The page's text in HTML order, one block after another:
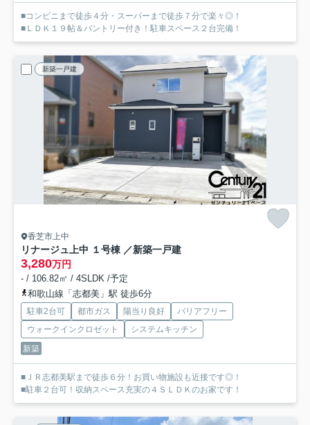
■コンビニまで徒歩４分・スーパーまで徒歩７分で楽々◎！
■ＬＤＫ１９帖＆パントリー付き！駐車スペース２台完備！
新築一戸建
香芝市上中
リナージュ上中 １号棟 ／新築一戸建
3,280万円
- / 106.82㎡ / 4SLDK /予定
和歌山線「志都美」駅 徒歩6分
駐車2台可 都市ガス 陽当り良好
バリアフリー
ウォークインクロゼット
システムキッチン
新築
■ＪＲ志都美駅まで徒歩６分！お買い物施設も近接です◎！
■駐車２台可！収納スペース充実の４ＳＬＤＫのお家です！